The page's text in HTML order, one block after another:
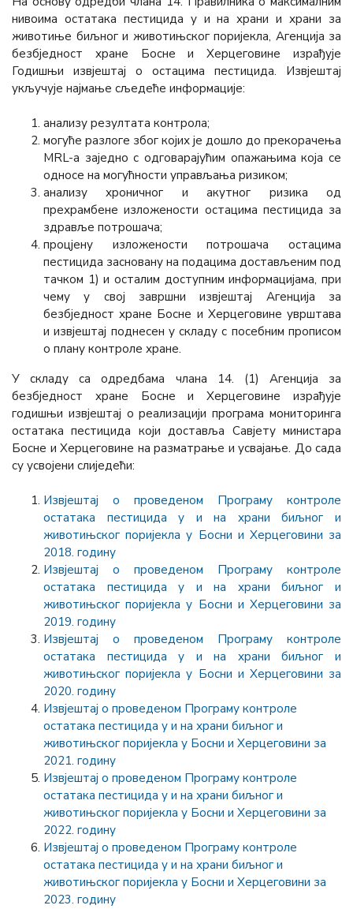
нивоима остатака пестицида у и на храни и храни за
животиње биљног и животињског поријекла, Агенција за
безбједност хране Босне и Херцеговине израђује
Годишњи извјештај о остацима пестицида. Извјештај
укључује најмање сљедеће информације:
анализу резултата контрола;
могуће разлоге због којих је дошло до прекорачења
MRL-а заједно с одговарајућим опажањима која се
односе на могућности управљања ризиком;
анализу хроничног и акутног ризика од
прехрамбене изложености остацима пестицида за
здравље потрошача;
процјену изложености потрошача остацима
пестицида засновану на подацима достављеним под
тачком 1) и осталим доступним информацијама, при
чему у свој завршни извјештај Агенција за
безбједност хране Босне и Херцеговине уврштава
и извјештај поднесен у складу с посебним прописом
о плану контроле хране.
У складу са одредбама члана 14. (1) Агенција за
безбједност хране Босне и Херцеговине израђује
годишњи извјештај о реализацији програма мониторинга
остатака пестицида који доставља Савјету министара
Босне и Херцеговине на разматрање и усвајање. До сада
су усвојени слиједећи:
Извјештај о проведеном Програму контроле
остатака пестицида у и на храни биљног и
животињског поријекла у Босни и Херцеговини за
2018. годину
Извјештај о проведеном Програму контроле
остатака пестицида у и на храни биљног и
животињског поријекла у Босни и Херцеговини за
2019. годину
Извјештај о проведеном Програму контроле
остатака пестицида у и на храни биљног и
животињског поријекла у Босни и Херцеговини за
2020. годину
Извјештај о проведеном Програму контроле
остатака пестицида у и на храни биљног и
животињског поријекла у Босни и Херцеговини за
2021. годину
Извјештај о проведеном Програму контроле
остатака пестицида у и на храни биљног и
животињског поријекла у Босни и Херцеговини за
2022. годину
Извјештај о проведеном Програму контроле
остатака пестицида у и на храни биљног и
животињског поријекла у Босни и Херцеговини за
2023. годину